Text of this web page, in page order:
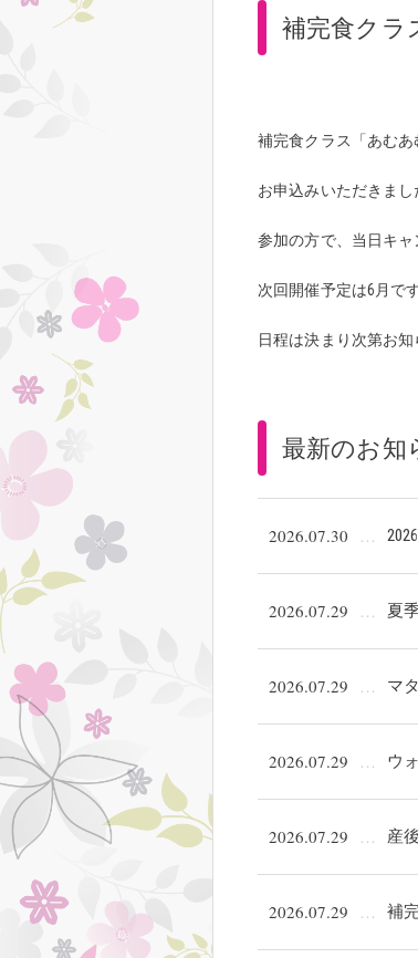
補完食クラ
補完食クラス「あむあ
お申込みいただきま
参加の方で、当日キャ
次回開催予定は6月です
日程は決まり次第お知
最新のお知
2026.07.30
2026.07.29 夏
2026.07.29 マ
2026.07.29 ウ
2026.07.29 産
2026.07.29 補